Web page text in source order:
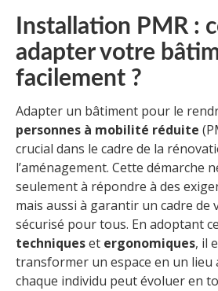
Installation PMR :
adapter votre
facilement ?
Adapter un bâtiment pour le
personnes à mobilité réduite
crucial dans le cadre de la
l’aménagement. Cette démarche
seulement à répondre à des
mais aussi à garantir un cadre de
sécurisé pour tous. En adoptant
techniqueset ergonomiques, il
transformer un espace en un lieu
chaque individu peut évoluer en